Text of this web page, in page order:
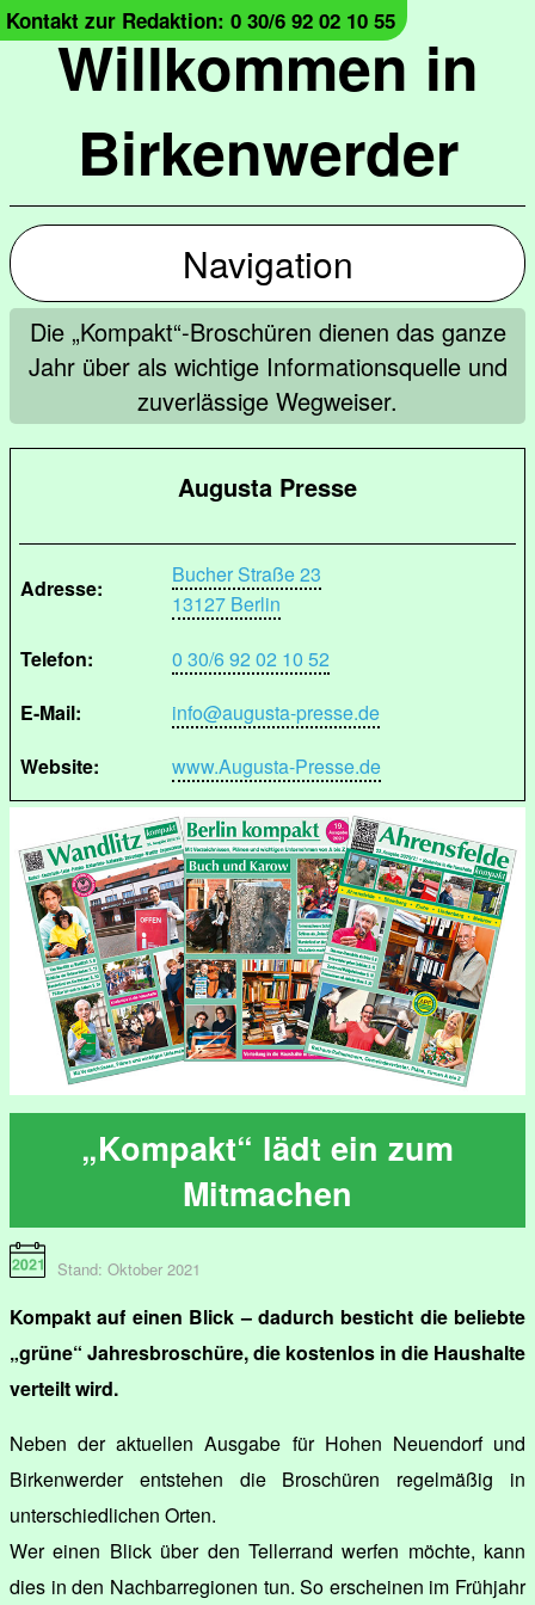
Willkommen in
Birkenwerder
Kontakt zur Redaktion: 0 30/6 92 02 10 55
Navigation
Die „Kompakt“-Broschüren dienen das ganze
Jahr über als wichtige Informationsquelle und
zuverlässige Wegweiser.
Augusta Presse
Adresse:
Bucher Straße 23
13127 Berlin
Telefon:
0 30/6 92 02 10 52
E-Mail:
info@augusta-presse.de
Website:
www.Augusta-Presse.de
„Kompakt“ lädt ein zum
Mitmachen
Stand: Oktober 2021
Kompakt auf einen Blick – dadurch besticht die beliebte
„grüne“ Jahresbroschüre, die kostenlos in die Haushalte
verteilt wird.
Neben der aktuellen Ausgabe für Hohen Neuendorf und
Birkenwerder entstehen die Broschüren regelmäßig in
unterschiedlichen Orten.
Wer einen Blick über den Tellerrand werfen möchte, kann
dies in den Nachbarregionen tun. So erscheinen im Frühjahr